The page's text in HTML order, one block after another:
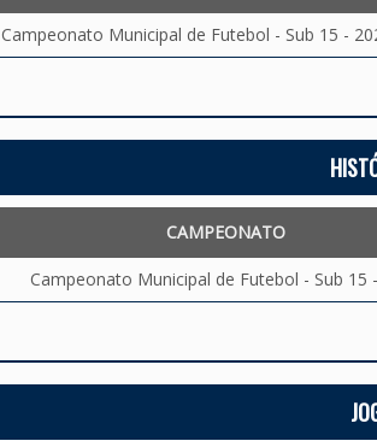
Campeonato Municipal de Futebol - Sub 15 -
CAMPEONATO
Campeonato Municipal de Futebol - Sub 15